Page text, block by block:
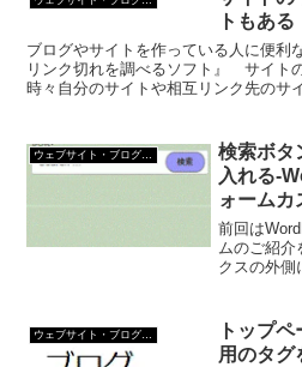
トもある
ブログやサイトを作っている人に便利
リンク切れを調べるソフト』 サイト
時々自分のサイトや相互リンク先のサ
ないか見てみたほうがいいらしい。
ウェブサイト・ブログ作成
検索ボタ
入れる-
ォームカ
前回は
ムのご紹
クスの外側
回は、検
を配置す
る。 この
イルシート
トップ
用のタグ